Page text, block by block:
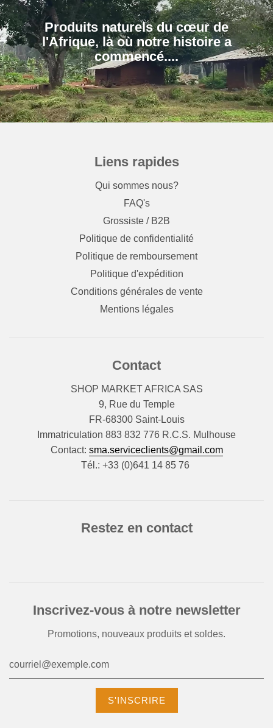
Produits naturels du cœur de
l'Afrique, là où notre histoire a
Liens rapides
Qui sommes nous?
FAQ's
Grossiste / B2B
Politique de confidentialité
Politique de remboursement
Politique d'expédition
Conditions générales de vente
Mentions légales
Contact
SHOP MARKET AFRICA SAS
9, Rue du Temple
FR-68300 Saint-Louis
Immatriculation 883 832 776 R.C.S. Mulhouse
Contact: sma.serviceclients@gmail.com
Tél.: +33 (0)641 14 85 76
Restez en contact
Inscrivez-vous à notre newsletter
Promotions, nouveaux produits et soldes.